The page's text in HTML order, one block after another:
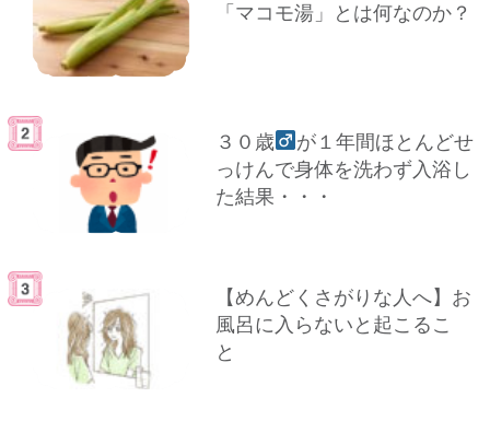
「マコモ湯」とは何なのか？
３０歳
が１年間ほとんどせ
っけんで身体を洗わず入浴し
た結果・・・
【めんどくさがりな人へ】お
風呂に入らないと起こるこ
と